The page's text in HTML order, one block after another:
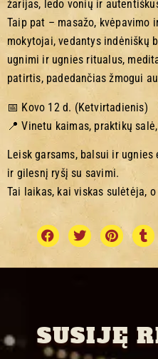
žarijas, ledo vonių ir
Taip pat – masažo, kvėpavimo
mokytojai, vedantys indėniškų
ugnimi ir ugnies ritualus,
patirtis, padedančias žmogui
📅 Kovo 12 d. (Ketvirtadienis)
📍 Vinetu kaimas, praktikų
Leisk garsams, balsui ir
ir gilesnį ryšį su savimi.
Tai laikas, kai viskas sulėtėja,
SUSIJĘ